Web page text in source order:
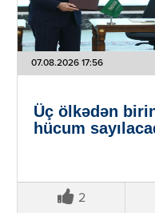
07.08.2026 17:56
Üç ölkədən
hücum
2